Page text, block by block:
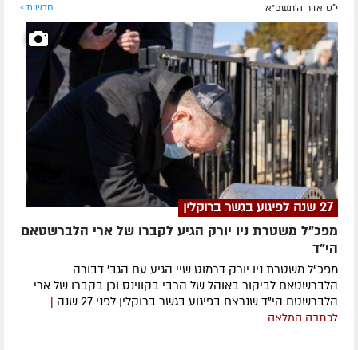
י"ט אדר ה׳תשפ״א חדשות »
27 שנה לפיגוע בגשר ברוקלין
מפכ"ל משטרת ניו יורק הגיע לקברו של ארי הלברשטאם
הי"ד
מפכ"ל משטרת ניו יורק דרמוט שיי הגיע עם הגב' דבורה
הלברשטאם לביקור באוהל של הרבי בקווינס וכן בקברו של ארי
הלברשטם הי"ד שנרצח בפיגוע בגשר ברוקלין לפני 27 שנה
לכתבה המלאה